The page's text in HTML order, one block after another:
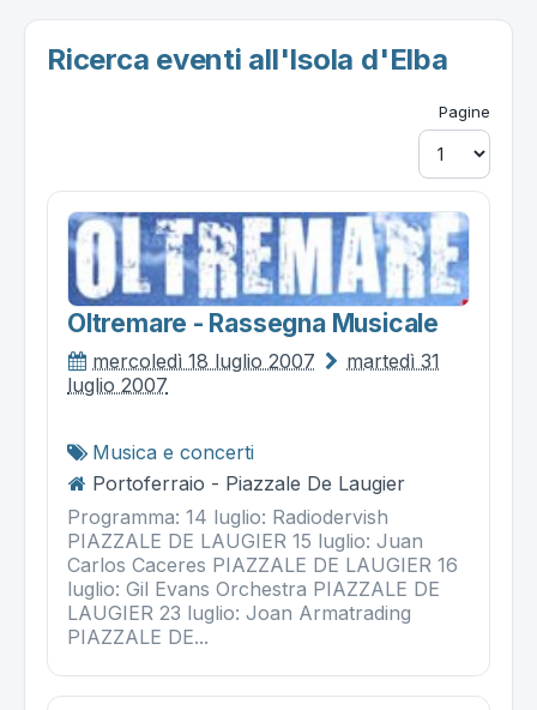
Ricerca eventi all'Isola d'Elba
Pagine
Oltremare - Rassegna Musicale
mercoledì 18 luglio 2007
martedì 31
luglio 2007
Musica e concerti
Portoferraio - Piazzale De Laugier
Programma: 14 luglio: Radiodervish
PIAZZALE DE LAUGIER 15 luglio: Juan
Carlos Caceres PIAZZALE DE LAUGIER 16
luglio: Gil Evans Orchestra PIAZZALE DE
LAUGIER 23 luglio: Joan Armatrading
PIAZZALE DE...